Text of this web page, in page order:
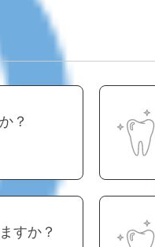
？
すか？